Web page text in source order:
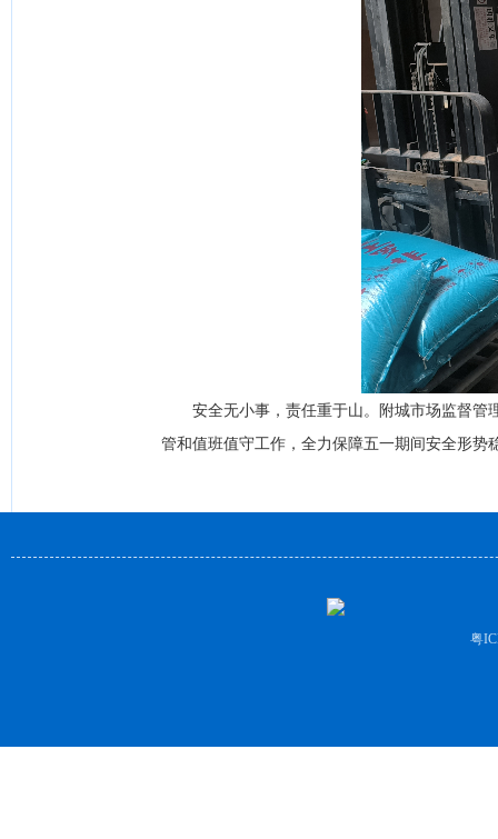
安全无小事，责任重于山。附城市场监督管理
管和值班值守工作，全力保障五一期间安全形势
粤